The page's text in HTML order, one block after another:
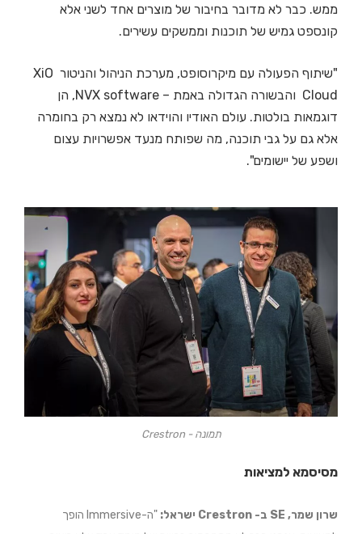
ממש. כבר לא מדובר בחיבור של מוצרים אחד לשני אלא
קונספט גמיש של תוכנות וממשקים עשירים.
"שיתוף הפעולה עם מיקרוסופט, מערכת הניהול והניטור XiO
Cloud והבשורה הגדולה באמת – NVX software, הן
דוגמאות בולטות. עולם האודיו והוידאו לא נמצא רק בחומרה
אלא גם על גבי תוכנה, מה שפותח מנעד אפשרויות עצום
ושפע של יישומים".
תמונה - Crestron
מסיסמא למציאות
שרון שמר, SE ב- Crestron ישראל:
"ה-Immersive הופך